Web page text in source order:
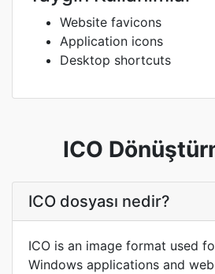
Website favicons
Application icons
Desktop shortcuts
ICO
ICO dosyası nedir?
ICO is an image format used
Windows applications and